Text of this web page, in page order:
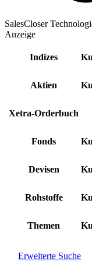
SalesCloser
Anzeige
Indizes
Aktien
Xetra-Orderbuch
Fonds
Devisen
Rohstoffe
Themen
Erweiterte Suche